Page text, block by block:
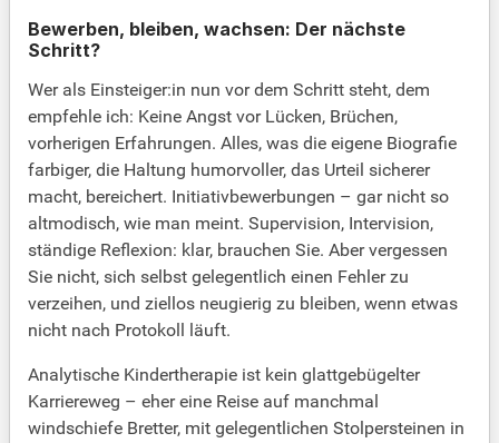
Bewerben, bleiben, wachsen: Der nächste
Schritt?
Wer als Einsteiger:in nun vor dem Schritt steht, dem
empfehle ich: Keine Angst vor Lücken, Brüchen,
vorherigen Erfahrungen. Alles, was die eigene Biografie
farbiger, die Haltung humorvoller, das Urteil sicherer
macht, bereichert. Initiativbewerbungen – gar nicht so
altmodisch, wie man meint. Supervision, Intervision,
ständige Reflexion: klar, brauchen Sie. Aber vergessen
Sie nicht, sich selbst gelegentlich einen Fehler zu
verzeihen, und ziellos neugierig zu bleiben, wenn etwas
nicht nach Protokoll läuft.
Analytische Kindertherapie ist kein glattgebügelter
Karriereweg – eher eine Reise auf manchmal
windschiefe Bretter, mit gelegentlichen Stolpersteinen in